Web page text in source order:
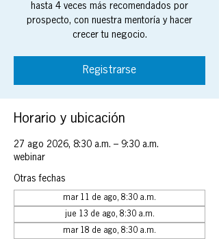
hasta 4 veces más recomendados por
prospecto, con nuestra mentoría y hacer
crecer tu negocio.
Registrarse
Horario y ubicación
27 ago 2026, 8:30 a.m. – 9:30 a.m.
webinar
Otras fechas
mar 11 de ago, 8:30 a.m.
jue 13 de ago, 8:30 a.m.
mar 18 de ago, 8:30 a.m.